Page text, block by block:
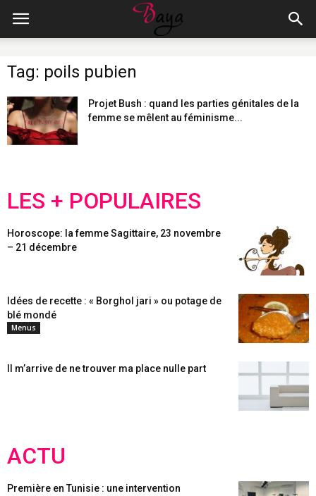
Tag: poils pubien
Projet Bush : quand les parties génitales de la
femme se mêlent au féminisme...
LES + POPULAIRES
Horoscope: la femme Sagittaire, 23 novembre
– 21 décembre
Idées de recette : « Borghol jari » ou potage de
blé mondé
Menus
Il m’arrive de ne trouver ma place nulle part
ACTU
Première en Tunisie : une intervention